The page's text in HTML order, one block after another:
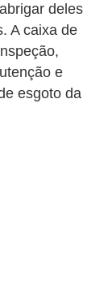
deles
A caixa de
e
esgoto da